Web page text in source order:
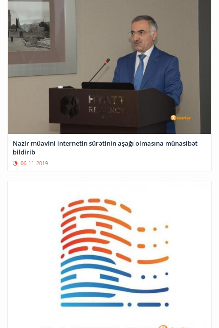
Nazir müavini internetin sürətinin aşağı olmasına münasibət
bildirib
06-11-2019